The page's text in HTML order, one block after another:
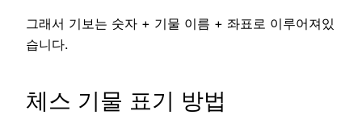
그래서 기보는 숫자 + 기물 이름 + 좌표로 이루어져있
습니다.
체스 기물 표기 방법